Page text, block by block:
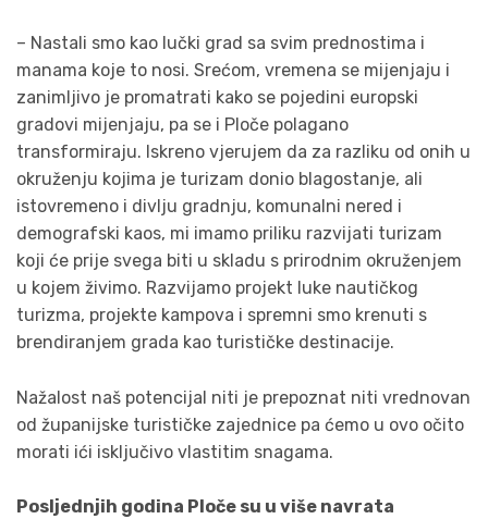
– Nastali smo kao lučki grad sa svim prednostima i
manama koje to nosi. Srećom, vremena se mijenjaju i
zanimljivo je promatrati kako se pojedini europski
gradovi mijenjaju, pa se i Ploče polagano
transformiraju. Iskreno vjerujem da za razliku od onih u
okruženju kojima je turizam donio blagostanje, ali
istovremeno i divlju gradnju, komunalni nered i
demografski kaos, mi imamo priliku razvijati turizam
koji će prije svega biti u skladu s prirodnim okruženjem
u kojem živimo. Razvijamo projekt luke nautičkog
turizma, projekte kampova i spremni smo krenuti s
brendiranjem grada kao turističke destinacije.
Nažalost naš potencijal niti je prepoznat niti vrednovan
od županijske turističke zajednice pa ćemo u ovo očito
morati ići isključivo vlastitim snagama.
Posljednjih godina Ploče su u više navrata